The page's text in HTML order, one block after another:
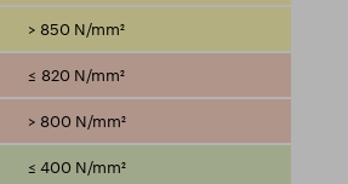
> 850 N/mm²
≤ 820 N/mm²
> 800 N/mm²
≤ 400 N/mm²